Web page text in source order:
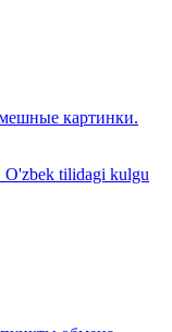
картинки.
O'zbek tilidagi kulgu